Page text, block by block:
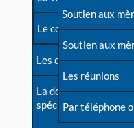
Une difficulté
Cas particuliers
Mythes et vérités
Devenir
Le congrès
Les dossiers de
La documentation
spécialisée
Contact
Dossier de
Soutenir
Livre d'or
Soutien aux
Soutien aux
Les réunions
Par téléphone